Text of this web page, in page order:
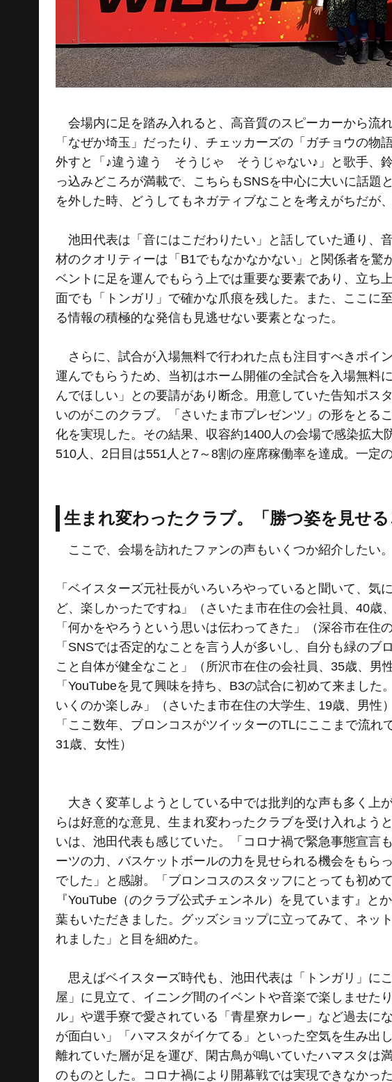
会場内に足を踏み入れると、高音質のスピーカーから流
「なぜか埼玉」だったり、チェッカーズの「ガチョウの
外すと「♪違う違う そうじゃ そうじゃない♪」と歌手、
っ込みどころが満載で、こちらもSNSを中心に大いに話題
を外した時、どうしてもネガティブなことを考えがちだが
池田代表は「音にはこだわりたい」と話していた通り、
材のクオリティーは「B1でもなかなかない」と関係者を
ベントに足を運んでもらう上では重要な要素であり、立ち
面でも「トンガリ」で確かな爪痕を残した。また、ここに
る情報の積極的な発信も見逃せない要素となった。
さらに、試合が入場無料で行われた点も注目すべきポイ
運んでもらうため、当初はホーム開催の全試合を入場無料
んでほしい」との要請があり断念。用意していた告知ポス
いのがこのクラブ。「さいたま市プレゼンツ」の形をとる
化を実現した。その結果、収容約1400人の会場で感染拡
510人、2日目は551人と7～8割の座席稼働率を達成。一定
生まれ変わったクラブ。「勝つ姿を見せる
ここで、会場を訪れたファンの声もいくつか紹介したい。
「ベイスターズ元社長がいろいろやっていると聞いて、
ど、楽しかったですね」（さいたま市在住の会社員、40歳、
「何かをやろうという思いは伝わってきた」（深谷市在住
「SNSでは否定的なことを言う人が多いし、自分も緑の
こと自体が健全なこと」（所沢市在住の会社員、35歳、男性
「YouTubeを見て興味を持ち、B3の試合に初めて来まし
いくのか楽しみ」（さいたま市在住の大学生、19歳、男性）
「ここ数年、ブロンコスがツイッターのTLにここまで流
31歳、女性）
大きく変革しようとしている中では批判的な声も多く上
らは好意的な意見、生まれ変わったクラブを受け入れよう
いは、池田代表も感じていた。「コロナ禍で緊急事態宣言
ーツの力、バスケットボールの力を見せられる機会をもら
でした」と感謝。「ブロンコスのスタッフにとっても初め
『YouTube（のクラブ公式チェンネル）を見ています』
葉もいただきました。グッズショップに立ってみて、ネッ
れました」と目を細めた。
思えばベイスターズ時代も、池田代表は「トンガリ」に
屋」に見立て、イニング間のイベントや音楽で楽しませた
ル」や選手寮で愛されている「青星寮カレー」など過去に
が面白い」「ハマスタがイケてる」といった空気を生み出
離れていた層が足を運び、閑古鳥が鳴いていたハマスタは
のものとした。コロナ禍により開幕戦では実現できなかっ